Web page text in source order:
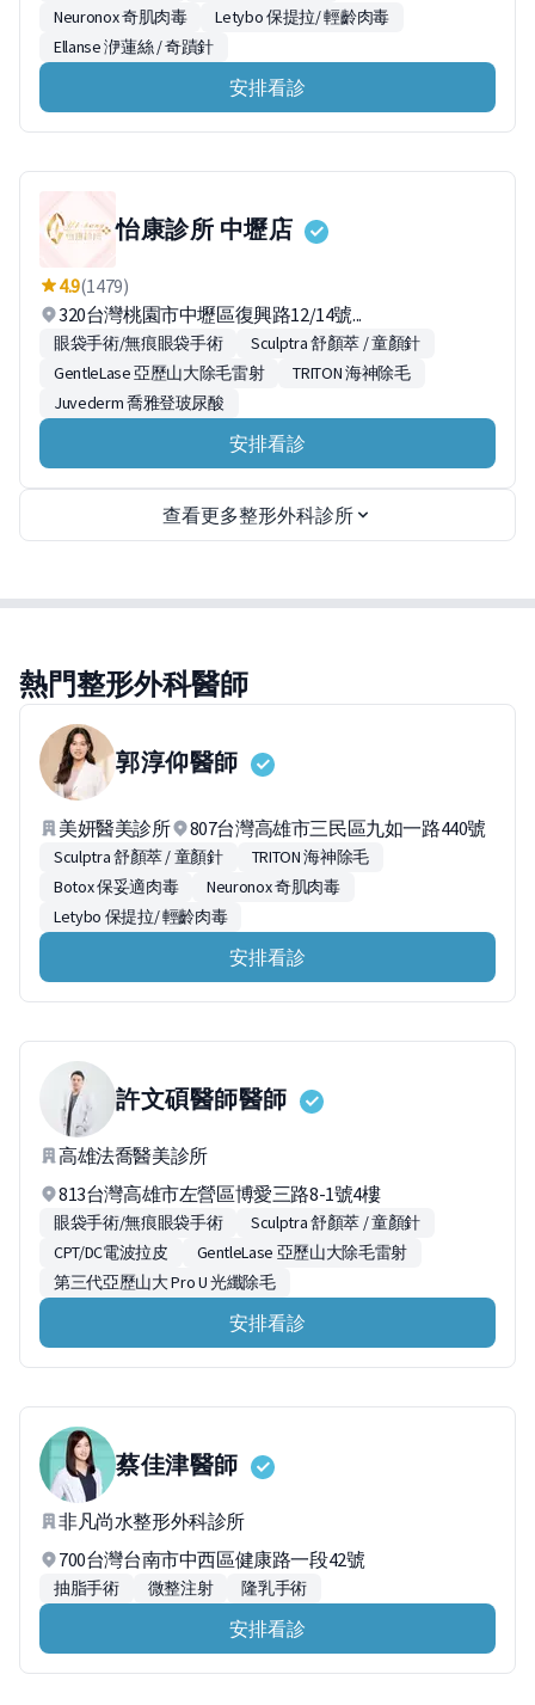
Neuronox 奇肌肉毒
Letybo 保提拉/ 輕齡肉毒
Ellanse 洢蓮絲 / 奇蹟針
安排看診
怡康診所 中壢店
4.9(1479)
320台灣桃園市中壢區復興路12/14號...
眼袋手術/無痕眼袋手術
Sculptra 舒顏萃 / 童顏針
GentleLase 亞歷山大除毛雷射
TRITON 海神除毛
Juvederm 喬雅登玻尿酸
安排看診
查看更多整形外科診所
熱門整形外科醫師
郭淳仰醫師
美妍醫美診所 807台灣高雄市三民區九如一路440號
Sculptra 舒顏萃 / 童顏針
TRITON 海神除毛
Botox 保妥適肉毒
Neuronox 奇肌肉毒
Letybo 保提拉/ 輕齡肉毒
安排看診
許文碩醫師醫師
高雄法喬醫美診所
813台灣高雄市左營區博愛三路8-1號4樓
眼袋手術/無痕眼袋手術
Sculptra 舒顏萃 / 童顏針
CPT/DC電波拉皮
GentleLase 亞歷山大除毛雷射
第三代亞歷山大 Pro U 光纖除毛
安排看診
蔡佳津醫師
非凡尚水整形外科診所
700台灣台南市中西區健康路一段42號
抽脂手術 微整注射 隆乳手術
安排看診